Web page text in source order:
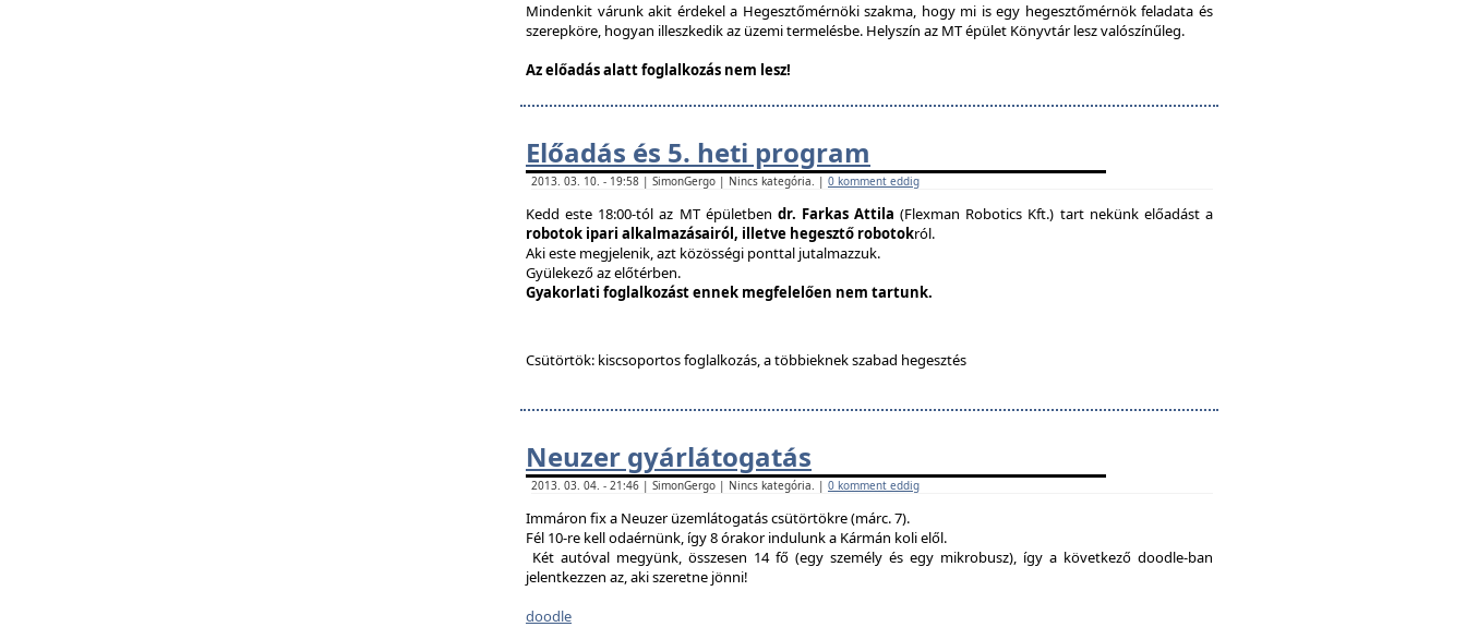
Mindenkit várunk akit érdekel a Hegesztőmérnöki szakma, hogy mi is egy hegesztőmérnök feladata és
szerepköre, hogyan illeszkedik az üzemi termelésbe. Helyszín az MT épület Könyvtár lesz valószínűleg.
Az előadás alatt foglalkozás nem lesz!
Előadás és 5. heti program
2013. 03. 10. - 19:58 | SimonGergo | Nincs kategória. | 0 komment eddig
Kedd este 18:00-tól az MT épületben dr. Farkas Attila(Flexman Robotics Kft.) tart nekünk előadást a
robotok ipari alkalmazásairól, illetve hegesztő robotokról.
Aki este megjelenik, azt közösségi ponttal jutalmazzuk.
Gyülekező az előtérben.
Gyakorlati foglalkozást ennek megfelelően nem tartunk.
Csütörtök: kiscsoportos foglalkozás, a többieknek szabad hegesztés
Neuzer gyárlátogatás
2013. 03. 04. - 21:46 | SimonGergo | Nincs kategória. | 0 komment eddig
Immáron fix a Neuzer üzemlátogatás csütörtökre (márc. 7).
Fél 10-re kell odaérnünk, így 8 órakor indulunk a Kármán koli elől.
Két autóval megyünk, összesen 14 fő (egy személy és egy mikrobusz), így a következő doodle-ban
jelentkezzen az, aki szeretne jönni!
doodle